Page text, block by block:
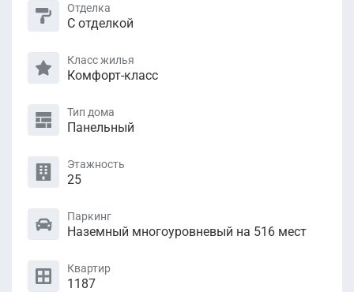
Отделка
С отделкой
Класс жилья
Комфорт-класс
Тип дома
Панельный
Этажность
25
Паркинг
Наземный многоуровневый на 516 мест
Квартир
1187